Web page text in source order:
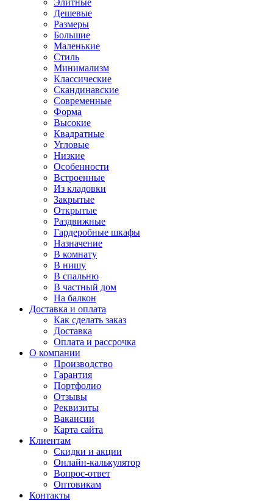
Элитные
Дешевые
Размеры
Большие
Маленькие
Стиль
Минимализм
Классические
Скандинавские
Современные
Форма
Высокие
Квадратные
Угловые
Низкие
Особенности
Встроенные
Из кладовки
Закрытые
Открытые
Раздвижные
Гардеробные шкафы
Назначение
В комнату
В нишу
В спальню
В частный дом
На балкон
Доставка и оплата
Как сделать заказ
Доставка
Оплата и рассрочка
О компании
Производство
Гарантия
Портфолио
Отзывы
Реквизиты
Вакансии
Карта сайта
Клиентам
Скидки и акции
Онлайн-калькулятор
Вопрос-ответ
Оптовикам
Контакты